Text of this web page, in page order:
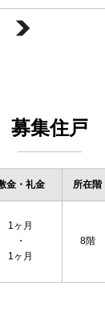
募集住戸
金・礼金 所在階
1ヶ月
・
1ヶ月
8階